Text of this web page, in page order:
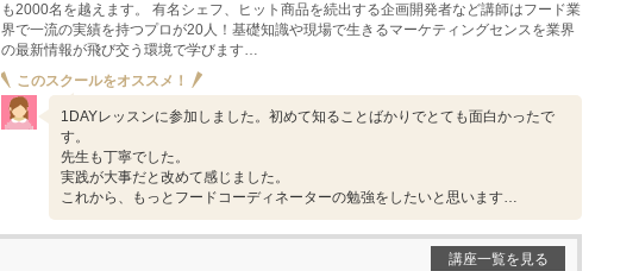
も2000名を越えます。 有名シェフ、ヒット商品を続出する企画開発者など講師はフード業
界で一流の実績を持つプロが20人！基礎知識や現場で生きるマーケティングセンスを業界
の最新情報が飛び交う環境で学びます…
このスクールをオススメ！
1DAYレッスンに参加しました。初めて知ることばかりでとても面白かったで
す。
先生も丁寧でした。
実践が大事だと改めて感じました。
これから、もっとフードコーディネーターの勉強をしたいと思います…
講座一覧を見る